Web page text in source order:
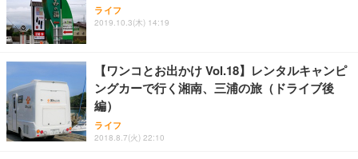
ワーク チェア 強化バックレスト 30度ロッキング機
能 人間工学 椅子 腰サポート 90度跳ね上げ式アーム
務用 おしゃれ パソコンチェア (ブラック)
Sezlife オフィスチェア デスクチェア 疲れない テレ
ワーク チェア 強化バックレスト 30度ロッキング機
能 人間工学 椅子 腰サポート 90度跳ね上げ式アーム
レスト 3Dヘッドレスト ハンガー付き 高反発クッシ
￥7,680
【純正品】27"ゲーミングモニター DualSense 充電
フック付き（CFI-ZDM1J）
【整備済み品】Dell E2724HS 27インチ 液晶モニタ
ー フルHD（1920×1080）VA 非光沢 HDMI/DisplayP
ort/VGA スピーカー内蔵 高さ調整 スイベル VESA対
応 ComfortView ビジネス向け
￥15,800
ネオ・ルーライフ ネオ・オムツ L 中型犬用 26枚入
り 単品
Smart Basic(スマートベーシック) 【Amazon.co.jp
限定】 Smart Basic アイリスオーヤマ ペットシーツ
超厚型 お徳用 ワイド 100枚入 (x 1) (ケース販売)
￥3,670
ライフ
2019.10.3(木) 14:19
【ワンコとお出かけ Vol.18】レンタルキャンピ
ングカーで行く湘南、三浦の旅（ドライブ後
編）
ライフ
2018.8.7(火) 22:10